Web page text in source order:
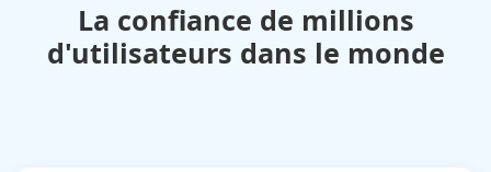
La confiance de millions
d'utilisateurs dans le monde